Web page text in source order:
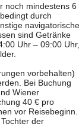
noch mindestens 6
durch
navigatorische
sind Getränke
Uhr – 09:00 Uhr,
vorbehalten)
Bei Buchung
Wiener
40 € pro
vor Reisebeginn.
der